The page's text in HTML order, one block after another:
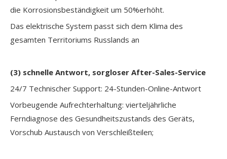
die Korrosionsbeständigkeit um 50%erhöht.
Das elektrische System passt sich dem Klima des
gesamten Territoriums Russlands an
(3) schnelle Antwort, sorgloser After-Sales-Service
24/7 Technischer Support: 24-Stunden-Online-Antwort
Vorbeugende Aufrechterhaltung: vierteljährliche
Ferndiagnose des Gesundheitszustands des Geräts,
Vorschub Austausch von Verschleißteilen;